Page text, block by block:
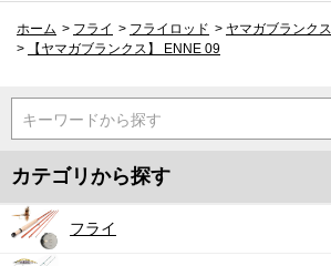
ホーム > フライ > フライロッド > ヤマガブランクス
>
【ヤマガブランクス】 ENNE 09
キーワードから探す
カテゴリから探す
フライ